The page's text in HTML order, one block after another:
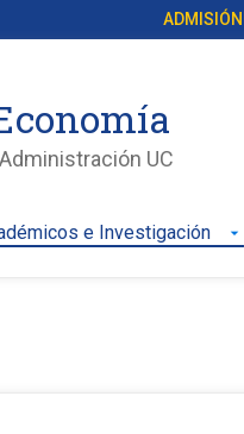
ADMISIÓN
UC
e Investigación arrow_drop_down